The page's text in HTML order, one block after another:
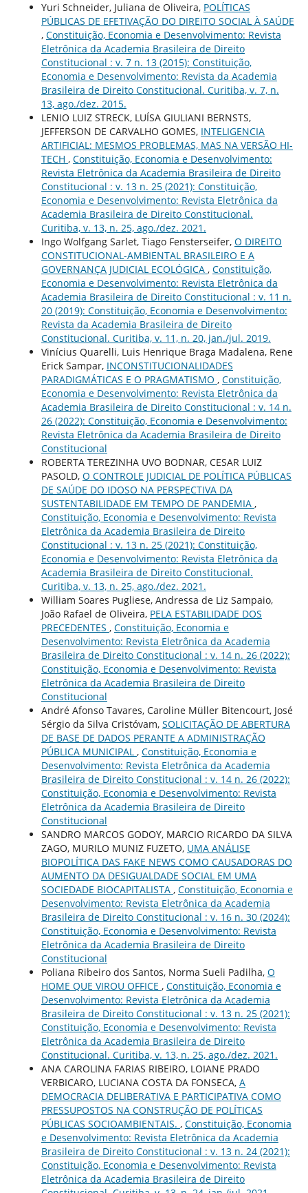
Yuri Schneider, Juliana de Oliveira, POLÍTICAS
PÚBLICAS DE EFETIVAÇÃO DO DIREITO SOCIAL À SAÚDE
, Constituição, Economia e Desenvolvimento: Revista
Eletrônica da Academia Brasileira de Direito
Constitucional : v. 7 n. 13 (2015): Constituição,
Economia e Desenvolvimento: Revista da Academia
Brasileira de Direito Constitucional. Curitiba, v. 7, n.
13, ago./dez. 2015.
LENIO LUIZ STRECK, LUÍSA GIULIANI BERNSTS,
JEFFERSON DE CARVALHO GOMES, INTELIGENCIA
ARTIFICIAL: MESMOS PROBLEMAS, MAS NA VERSÃO HI-
TECH , Constituição, Economia e Desenvolvimento:
Revista Eletrônica da Academia Brasileira de Direito
Constitucional : v. 13 n. 25 (2021): Constituição,
Economia e Desenvolvimento: Revista Eletrônica da
Academia Brasileira de Direito Constitucional.
Curitiba, v. 13, n. 25, ago./dez. 2021.
Ingo Wolfgang Sarlet, Tiago Fensterseifer, O DIREITO
CONSTITUCIONAL-AMBIENTAL BRASILEIRO E A
GOVERNANÇA JUDICIAL ECOLÓGICA , Constituição,
Economia e Desenvolvimento: Revista Eletrônica da
Academia Brasileira de Direito Constitucional : v. 11 n.
20 (2019): Constituição, Economia e Desenvolvimento:
Revista da Academia Brasileira de Direito
Constitucional. Curitiba, v. 11, n. 20, jan./jul. 2019.
Vinícius Quarelli, Luis Henrique Braga Madalena, Rene
Erick Sampar, INCONSTITUCIONALIDADES
PARADIGMÁTICAS E O PRAGMATISMO , Constituição,
Economia e Desenvolvimento: Revista Eletrônica da
Academia Brasileira de Direito Constitucional : v. 14 n.
26 (2022): Constituição, Economia e Desenvolvimento:
Revista Eletrônica da Academia Brasileira de Direito
Constitucional
ROBERTA TEREZINHA UVO BODNAR, CESAR LUIZ
PASOLD, O CONTROLE JUDICIAL DE POLÍTICA PÚBLICAS
DE SAÚDE DO IDOSO NA PERSPECTIVA DA
SUSTENTABILIDADE EM TEMPO DE PANDEMIA ,
Constituição, Economia e Desenvolvimento: Revista
Eletrônica da Academia Brasileira de Direito
Constitucional : v. 13 n. 25 (2021): Constituição,
Economia e Desenvolvimento: Revista Eletrônica da
Academia Brasileira de Direito Constitucional.
Curitiba, v. 13, n. 25, ago./dez. 2021.
William Soares Pugliese, Andressa de Liz Sampaio,
João Rafael de Oliveira, PELA ESTABILIDADE DOS
PRECEDENTES , Constituição, Economia e
Desenvolvimento: Revista Eletrônica da Academia
Brasileira de Direito Constitucional : v. 14 n. 26 (2022):
Constituição, Economia e Desenvolvimento: Revista
Eletrônica da Academia Brasileira de Direito
Constitucional
André Afonso Tavares, Caroline Müller Bitencourt, José
Sérgio da Silva Cristóvam, SOLICITAÇÃO DE ABERTURA
DE BASE DE DADOS PERANTE A ADMINISTRAÇÃO
PÚBLICA MUNICIPAL , Constituição, Economia e
Desenvolvimento: Revista Eletrônica da Academia
Brasileira de Direito Constitucional : v. 14 n. 26 (2022):
Constituição, Economia e Desenvolvimento: Revista
Eletrônica da Academia Brasileira de Direito
Constitucional
SANDRO MARCOS GODOY, MARCIO RICARDO DA SILVA
ZAGO, MURILO MUNIZ FUZETO, UMA ANÁLISE
BIOPOLÍTICA DAS FAKE NEWS COMO CAUSADORAS DO
AUMENTO DA DESIGUALDADE SOCIAL EM UMA
SOCIEDADE BIOCAPITALISTA , Constituição, Economia e
Desenvolvimento: Revista Eletrônica da Academia
Brasileira de Direito Constitucional : v. 16 n. 30 (2024):
Constituição, Economia e Desenvolvimento: Revista
Eletrônica da Academia Brasileira de Direito
Constitucional
Poliana Ribeiro dos Santos, Norma Sueli Padilha, O
HOME QUE VIROU OFFICE , Constituição, Economia e
Desenvolvimento: Revista Eletrônica da Academia
Brasileira de Direito Constitucional : v. 13 n. 25 (2021):
Constituição, Economia e Desenvolvimento: Revista
Eletrônica da Academia Brasileira de Direito
Constitucional. Curitiba, v. 13, n. 25, ago./dez. 2021.
ANA CAROLINA FARIAS RIBEIRO, LOIANE PRADO
VERBICARO, LUCIANA COSTA DA FONSECA, A
DEMOCRACIA DELIBERATIVA E PARTICIPATIVA COMO
PRESSUPOSTOS NA CONSTRUÇÃO DE POLÍTICAS
PÚBLICAS SOCIOAMBIENTAIS. , Constituição, Economia
e Desenvolvimento: Revista Eletrônica da Academia
Brasileira de Direito Constitucional : v. 13 n. 24 (2021):
Constituição, Economia e Desenvolvimento: Revista
Eletrônica da Academia Brasileira de Direito